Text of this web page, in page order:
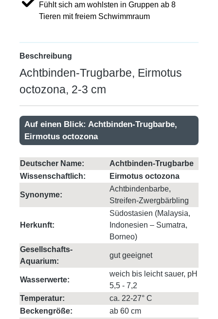
Fühlt sich am wohlsten in Gruppen ab 8
Tieren mit freiem Schwimmraum
Beschreibung
Achtbinden-Trugbarbe, Eirmotus
octozona, 2-3 cm
Auf einen Blick: Achtbinden-Trugbarbe,
Eirmotus octozona
Deutscher Name:
Achtbinden-Trugbarbe
Wissenschaftlich:
Eirmotus octozona
Synonyme:
Achtbindenbarbe,
Streifen-Zwergbärbling
Herkunft:
Südostasien (Malaysia,
Indonesien – Sumatra,
Borneo)
Gesellschafts-
Aquarium:
gut geeignet
Wasserwerte:
weich bis leicht sauer, pH
5,5 - 7,2
Temperatur:
ca. 22-27° C
Beckengröße:
ab 60 cm